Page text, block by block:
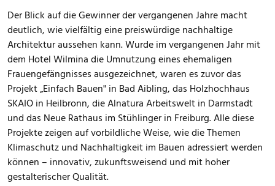
Der Blick auf die Gewinner der vergangenen Jahre macht
deutlich, wie vielfältig eine preiswürdige nachhaltige
Architektur aussehen kann. Wurde im vergangenen Jahr mit
dem Hotel Wilmina die Umnutzung eines ehemaligen
Frauengefängnisses ausgezeichnet, waren es zuvor das
Projekt „Einfach Bauen" in Bad Aibling, das Holzhochhaus
SKAIO in Heilbronn, die Alnatura Arbeitswelt in Darmstadt
und das Neue Rathaus im Stühlinger in Freiburg. Alle diese
Projekte zeigen auf vorbildliche Weise, wie die Themen
Klimaschutz und Nachhaltigkeit im Bauen adressiert werden
können – innovativ, zukunftsweisend und mit hoher
gestalterischer Qualität.